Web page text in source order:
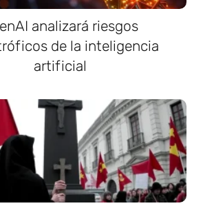
analizará riesgos
de la inteligencia
artificial